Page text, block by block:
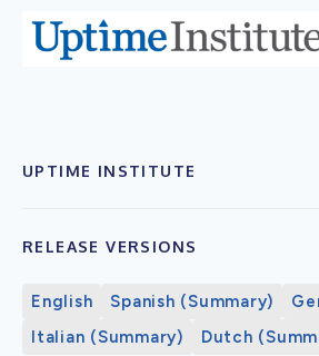
UPTIME INSTITUTE
RELEASE VERSIONS
English Spanish (Summary)
Italian (Summary)
Dutch